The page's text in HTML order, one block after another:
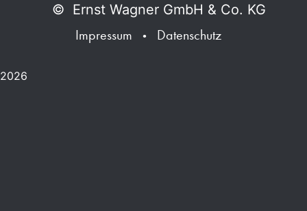
© Ernst Wagner GmbH & Co. KG
Impressum
• Datenschutz
2026